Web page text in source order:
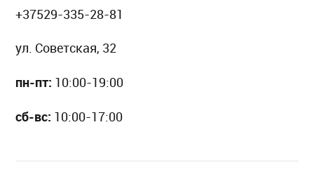
+37529-335-28-81
ул. Советская, 32
пн-пт: 10:00-19:00
сб-вс: 10:00-17:00